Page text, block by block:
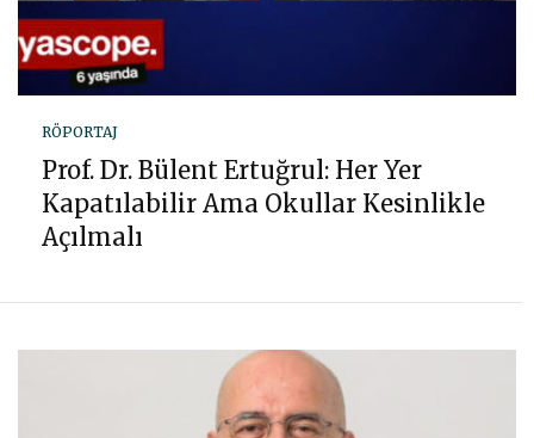
RÖPORTAJ
Prof. Dr. Bülent Ertuğrul: Her Yer
Kapatılabilir Ama Okullar Kesinlikle
Açılmalı